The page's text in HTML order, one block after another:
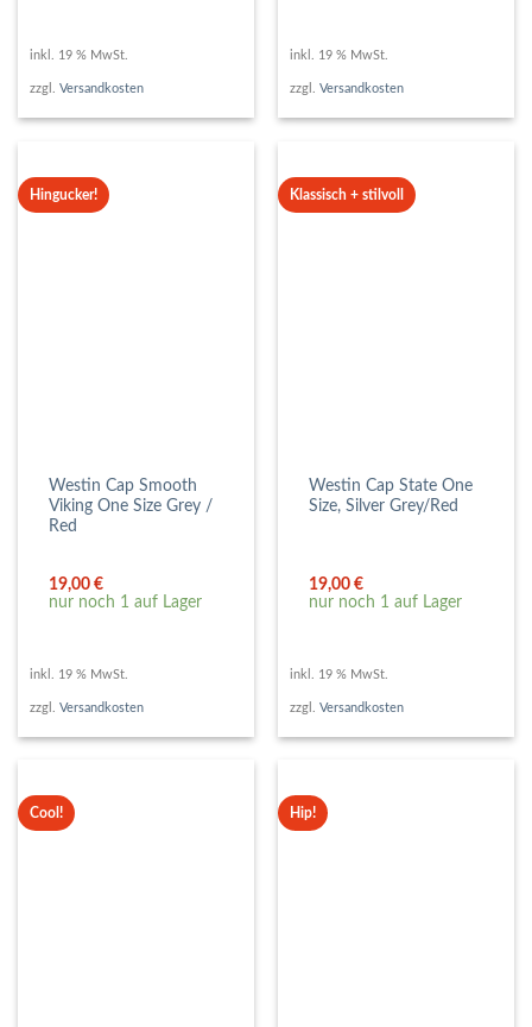
inkl. 19 % MwSt.
zzgl. Versandkosten
inkl. 19 % MwSt.
zzgl. Versandkosten
Hingucker!
Westin Cap Smooth
Viking One Size Grey /
Red
19,00€
nur noch 1 auf Lager
inkl. 19 % MwSt.
zzgl. Versandkosten
Klassisch + stilvoll
Westin Cap State One
Size, Silver Grey/Red
19,00€
nur noch 1 auf Lager
inkl. 19 % MwSt.
zzgl. Versandkosten
Cool! Hip!